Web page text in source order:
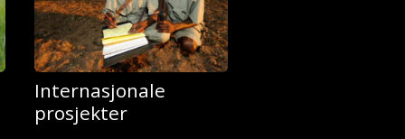
Internasjonale
prosjekter